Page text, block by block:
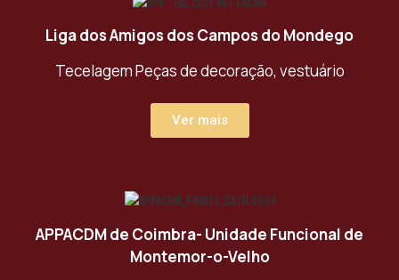
Liga dos Amigos dos Campos do Mondego
Tecelagem Peças de decoração, vestuário
Ver mais
APPACDM de Coimbra- Unidade Funcional de
Montemor-o-Velho